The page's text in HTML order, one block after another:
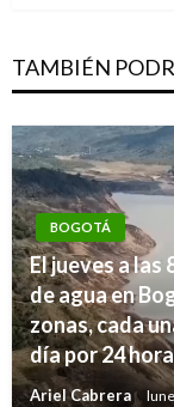
TAMBIÉN
BOGOTÁ
El jueves a las
de agua en
zonas, cada
día por 24
Ariel Cabrera
BOGOTÁ
El 23 de enero